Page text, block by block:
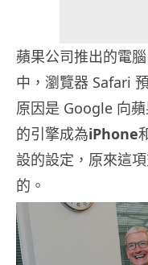
蘋果公司推出的電
中，瀏覽器 Safari
原因是 Google 向
的引擎成為iPhone
設的設定，原來這
的。